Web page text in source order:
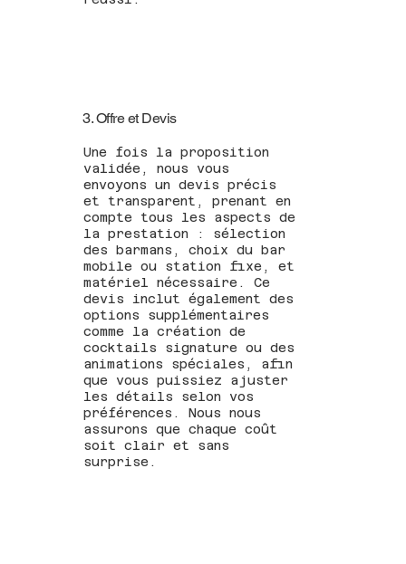
3. Offre et Devis
Une fois la proposition
validée, nous vous
envoyons un devis précis
et transparent, prenant en
compte tous les aspects de
la prestation : sélection
des barmans, choix du bar
mobile ou station fixe, et
matériel nécessaire. Ce
devis inclut également des
options supplémentaires
comme la création de
cocktails signature ou des
animations spéciales, afin
que vous puissiez ajuster
les détails selon vos
préférences. Nous nous
assurons que chaque coût
soit clair et sans
surprise.